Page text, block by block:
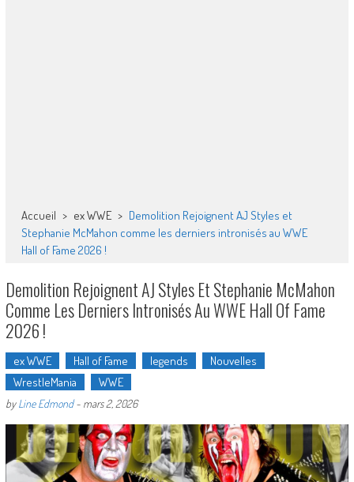
Accueil > ex WWE > Demolition Rejoignent AJ Styles et
Stephanie McMahon comme les derniers intronisés au WWE
Hall of Fame 2026 !
Demolition Rejoignent AJ Styles Et Stephanie McMahon
Comme Les Derniers Intronisés Au WWE Hall Of Fame
2026 !
ex WWE Hall of Fame legends
Nouvelles
WrestleMania
WWE
byLine Edmond- mars 2, 2026